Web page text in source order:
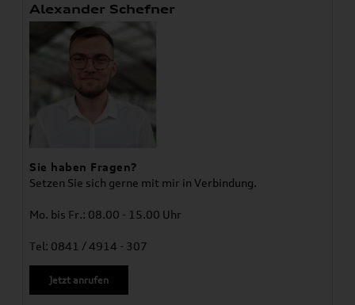
Alexander Schefner
Sie haben Fragen?
Setzen Sie sich gerne mit mir in Verbindung.
Mo. bis Fr.: 08.00 - 15.00 Uhr
Tel: 0841 / 4914 - 307
Jetzt anrufen